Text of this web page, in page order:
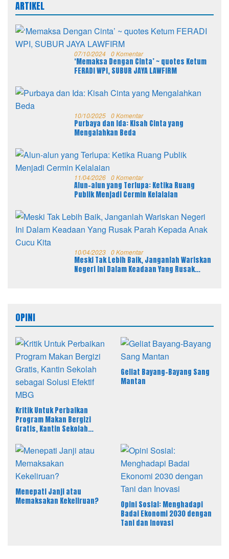
ARTIKEL
07/10/2024 0 Komentar
‘Memaksa Dengan Cinta’ ~ quotes Ketum
FERADI WPI, SUBUR JAYA LAWFIRM
10/10/2025 0 Komentar
Purbaya dan Ida: Kisah Cinta yang
Mengalahkan Beda
11/04/2026 0 Komentar
Alun-alun yang Terlupa: Ketika Ruang
Publik Menjadi Cermin Kelalaian
10/04/2023 0 Komentar
Meski Tak Lebih Baik, Janganlah Wariskan
Negeri Ini Dalam Keadaan Yang Rusak
OPINI
Kritik Untuk Perbaikan
Program Makan Bergizi
Gratis, Kantin Sekolah
Geliat Bayang-Bayang Sang
Mantan
Menepati Janji atau
Memaksakan Kekeliruan?
Opini Sosial: Menghadapi
Badai Ekonomi 2030 dengan
Tani dan Inovasi